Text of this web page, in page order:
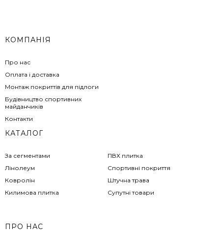
КОМПАНІЯ
Про нас
Оплата і доставка
Монтаж покриттів для підлоги
Будівництво спортивних
майданчиків
Контакти
КАТАЛОГ
За сегментами
Лінолеум
Ковролін
Килимова плитка
ПВХ плитка
Спортивні покриття
Штучна трава
Супутні товари
ПРО НАС